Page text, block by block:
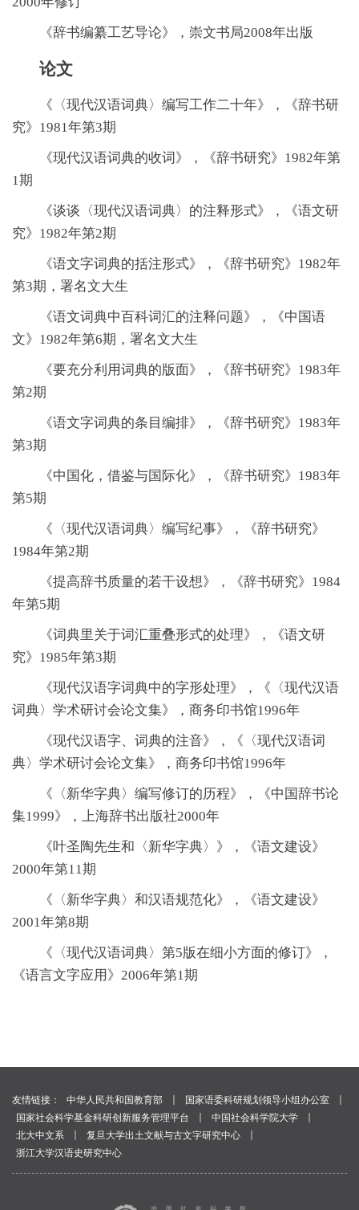
《辞书编纂工艺导论》，崇文书局2008年出版
论文
《〈现代汉语词典〉编写工作二十年》，《辞书研
究》1981年第3期
《现代汉语词典的收词》，《辞书研究》1982年第
1期
《谈谈〈现代汉语词典〉的注释形式》，《语文研
究》1982年第2期
《语文字词典的括注形式》，《辞书研究》1982年
第3期，署名文大生
《语文词典中百科词汇的注释问题》，《中国语
文》1982年第6期，署名文大生
《要充分利用词典的版面》，《辞书研究》1983年
第2期
《语文字词典的条目编排》，《辞书研究》1983年
第3期
《中国化，借鉴与国际化》，《辞书研究》1983年
第5期
《〈现代汉语词典〉编写纪事》，《辞书研究》
1984年第2期
《提高辞书质量的若干设想》，《辞书研究》1984
年第5期
《词典里关于词汇重叠形式的处理》，《语文研
究》1985年第3期
《现代汉语字词典中的字形处理》，《〈现代汉语
词典〉学术研讨会论文集》，商务印书馆1996年
《现代汉语字、词典的注音》，《〈现代汉语词
典〉学术研讨会论文集》，商务印书馆1996年
《〈新华字典〉编写修订的历程》，《中国辞书论
集1999》，上海辞书出版社2000年
《叶圣陶先生和〈新华字典〉》，《语文建设》
2000年第11期
《〈新华字典〉和汉语规范化》，《语文建设》
2001年第8期
《〈现代汉语词典〉第5版在细小方面的修订》，
《语言文字应用》2006年第1期
友情链接： 中华人民共和国教育部 国家语委科研规划领导小组办公室
国家社会科学基金科研创新服务管理平台
中国社会科学院大学
北大中文系
复旦大学出土文献与古文字研究中心
浙江大学汉语史研究中心